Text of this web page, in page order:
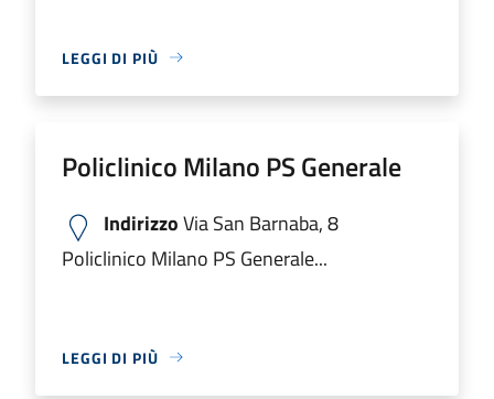
LEGGI DI PIÙ
Policlinico Milano PS Generale
IndirizzoVia San Barnaba, 8
Policlinico Milano PS Generale...
LEGGI DI PIÙ